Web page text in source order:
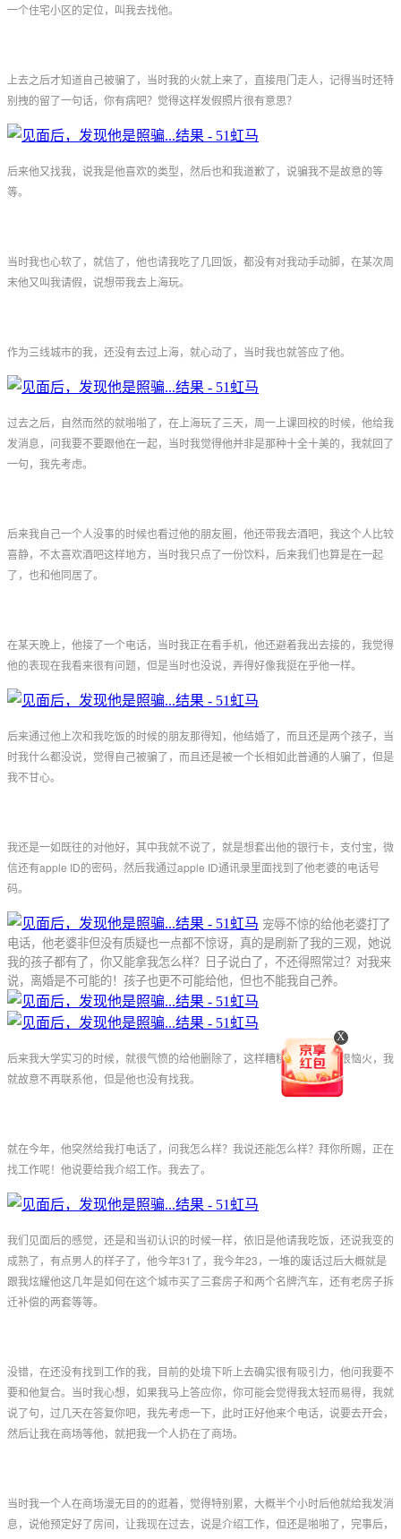
一个住宅小区的定位，叫我去找他。
上去之后才知道自己被骗了，当时我的火就上来了，直接甩门走人，记得当时还特
别拽的留了一句话，你有病吧？觉得这样发假照片很有意思？
后来他又找我，说我是他喜欢的类型，然后也和我道歉了，说骗我不是故意的等
等。
当时我也心软了，就信了，他也请我吃了几回饭，都没有对我动手动脚，在某次周
末他又叫我请假，说想带我去上海玩。
作为三线城市的我，还没有去过上海，就心动了，当时我也就答应了他。
过去之后，自然而然的就啪啪了，在上海玩了三天，周一上课回校的时候，他给我
发消息，问我要不要跟他在一起，当时我觉得他并非是那种十全十美的，我就回了
一句，我先考虑。
后来我自己一个人没事的时候也看过他的朋友圈，他还带我去酒吧，我这个人比较
喜静，不太喜欢酒吧这样地方，当时我只点了一份饮料，后来我们也算是在一起
了，也和他同居了。
在某天晚上，他接了一个电话，当时我正在看手机，他还避着我出去接的，我觉得
他的表现在我看来很有问题，但是当时也没说，弄得好像我挺在乎他一样。
后来通过他上次和我吃饭的时候的朋友那得知，他结婚了，而且还是两个孩子，当
时我什么都没说，觉得自己被骗了，而且还是被一个长相如此普通的人骗了，但是
我不甘心。
我还是一如既往的对他好，其中我就不说了，就是想套出他的银行卡，支付宝，微
信还有apple ID的密码，然后我通过apple ID通讯录里面找到了他老婆的电话号
码。
宠辱不惊的给他老婆打了
电话，他老婆非但没有质疑也一点都不惊讶，真的是刷新了我的三观，她说
我的孩子都有了，你又能拿我怎么样？日子说白了，不还得照常过？对我来
说，离婚是不可能的！孩子也更不可能给他，但也不能我自己养。
后来我大学实习的时候，就很气愤的给他删除了，这样糟糕的经历让我很恼火，我
就故意不再联系他，但是他也没有找我。
就在今年，他突然给我打电话了，问我怎么样？我说还能怎么样？拜你所赐，正在
找工作呢！他说要给我介绍工作。我去了。
我们见面后的感觉，还是和当初认识的时候一样，依旧是他请我吃饭，还说我变的
成熟了，有点男人的样子了，他今年31了，我今年23，一堆的废话过后大概就是
跟我炫耀他这几年是如何在这个城市买了三套房子和两个名牌汽车，还有老房子拆
迁补偿的两套等等。
没错，在还没有找到工作的我，目前的处境下听上去确实很有吸引力，他问我要不
要和他复合。当时我心想，如果我马上答应你，你可能会觉得我太轻而易得，我就
说了句，过几天在答复你吧，我先考虑一下，此时正好他来个电话，说要去开会，
然后让我在商场等他，就把我一个人扔在了商场。
当时我一个人在商场漫无目的的逛着，觉得特别累，大概半个小时后他就给我发消
息，说他预定好了房间，让我现在过去，说是介绍工作，但还是啪啪了，完事后，
X